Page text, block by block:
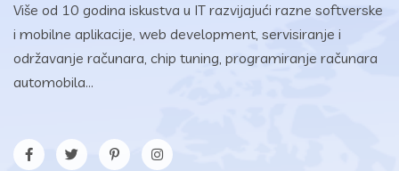
Više od 10 godina iskustva u IT razvijajući razne softverske
i mobilne aplikacije, web development, servisiranje i
održavanje računara, chip tuning, programiranje računara
automobila...